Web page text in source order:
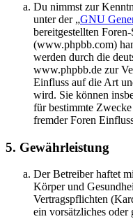
Du nimmst zur
unter der „GNU
bereitgestellten
(www.phpbb.com)
werden durch die
www.phpbb.de zur
Einfluss auf die Art
wird. Sie können
für bestimmte
fremder Foren
5. Gewährleistung
Der Betreiber haftet
Körper und
Vertragspflichten
ein vorsätzliches oder